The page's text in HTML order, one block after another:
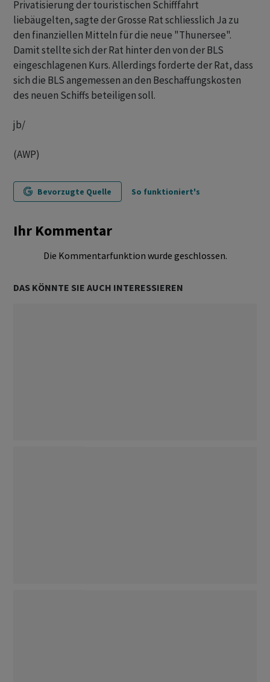
Privatisierung der touristischen Schifffahrt
liebäugelten, sagte der Grosse Rat schliesslich Ja zu
den finanziellen Mitteln für die neue "Thunersee".
Damit stellte sich der Rat hinter den von der BLS
eingeschlagenen Kurs. Allerdings forderte der Rat, dass
sich die BLS angemessen an den Beschaffungskosten
des neuen Schiffs beteiligen soll.
jb/
(AWP)
Bevorzugte Quelle So funktioniert's
Ihr Kommentar
Die Kommentarfunktion wurde geschlossen.
DAS KÖNNTE SIE AUCH INTERESSIEREN